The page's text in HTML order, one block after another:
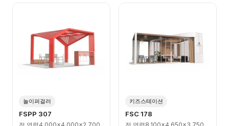
놀이퍼걸러
FSPP 307
키즈스테이션
FSC 178